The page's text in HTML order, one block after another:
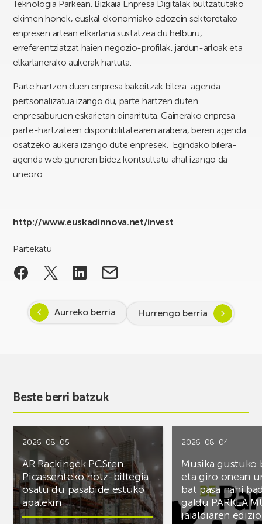
Teknologia Parkean. Bizkaia Enpresa Digitalak bultzatutako
ekimen honek, euskal ekonomiako edozein sektoretako
enpresen artean elkarlana sustatzea du helburu,
erreferentziatzat haien negozio-profilak, jardun-arloak eta
elkarlanerako aukerak hartuta.
Parte hartzen duen enpresa bakoitzak bilera-agenda
pertsonalizatua izango du, parte hartzen duten
enpresaburuen eskarietan oinarrituta. Gainerako enpresa
parte-hartzaileen disponibilitatearen arabera, beren agenda
osatzeko aukera izango dute enpresek. Egindako bilera-
agenda web guneren bidez kontsultatu ahal izango da
uneoro.
http://www.euskadinnova.net/invest
Partekatu
Aurreko berria Hurrengo berria
Beste berri batzuk
2026-08-05
AR Rackingek PCSren
Picassenteko hotz-biltegia
osatu du pasabide estuko
apalekin
2026-08-04
Musika gustuko
eta giro onean
bat pasa nahi
galdu PARKEA
jaialdiaren